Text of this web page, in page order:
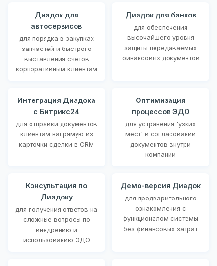
Диадок для
автосервисов
для порядка в закупках
запчастей и быстрого
выставления счетов
корпоративным клиентам
Диадок для банков
для обеспечения
высочайшего уровня
защиты передаваемых
финансовых документов
Интеграция Диадока
с Битрикс24
для отправки документов
клиентам напрямую из
карточки сделки в CRM
Оптимизация
процессов ЭДО
для устранения 'узких
мест' в согласовании
документов внутри
компании
Консультация по
Диадоку
для получения ответов на
сложные вопросы по
внедрению и
использованию ЭДО
Демо-версия Диадок
для предварительного
ознакомления с
функционалом системы
без финансовых затрат